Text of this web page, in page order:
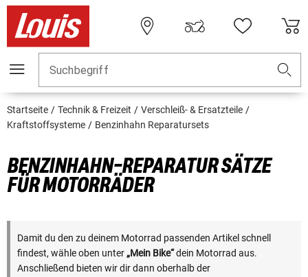
Suchbegriff
Startseite Technik & Freizeit
Verschleiß- & Ersatzteile
Kraftstoffsysteme
Benzinhahn Reparatursets
BENZINHAHN-REPARATUR SÄTZE
FÜR MOTORRÄDER
Damit du den zu deinem Motorrad passenden Artikel schnell
findest, wähle oben unter„Mein Bike“dein Motorrad aus.
Anschließend bieten wir dir dann oberhalb der